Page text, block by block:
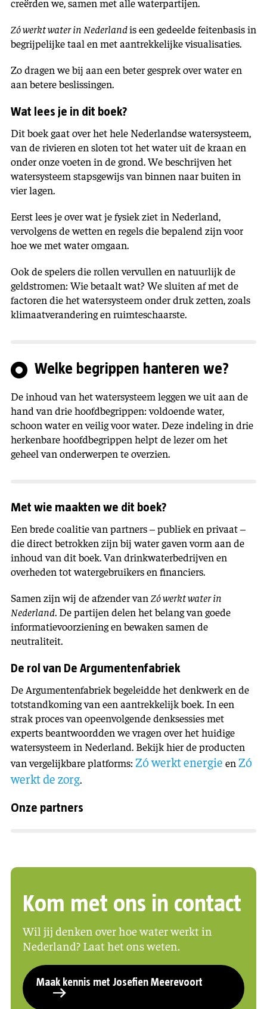
creërden we, samen met alle waterpartijen.
Zó werkt water in Nederlandis een gedeelde feitenbasis in
begrijpelijke taal en met aantrekkelijke visualisaties.
Zo dragen we bij aan een beter gesprek over water en
aan betere beslissingen.
Wat lees je in dit boek?
Dit boek gaat over het hele Nederlandse watersysteem,
van de rivieren en sloten tot het water uit de kraan en
onder onze voeten in de grond. We beschrijven het
watersysteem stapsgewijs van binnen naar buiten in
vier lagen.
Eerst lees je over wat je fysiek ziet in Nederland,
vervolgens de wetten en regels die bepalend zijn voor
hoe we met water omgaan.
Ook de spelers die rollen vervullen en natuurlijk de
geldstromen: Wie betaalt wat? We sluiten af met de
factoren die het watersysteem onder druk zetten, zoals
klimaatverandering en ruimteschaarste.
Welke begrippen hanteren we?
De inhoud van het watersysteem leggen we uit aan de
hand van drie hoofdbegrippen: voldoende water,
schoon water en veilig voor water. Deze indeling in drie
herkenbare hoofdbegrippen helpt de lezer om het
geheel van onderwerpen te overzien.
Met wie maakten we dit boek?
Een brede coalitie van partners – publiek en privaat –
die direct betrokken zijn bij water gaven vorm aan de
inhoud van dit boek. Van drinkwaterbedrijven en
overheden tot watergebruikers en financiers.
Samen zijn wij de afzender van Zó werkt water in
Nederland. De partijen delen het belang van goede
informatievoorziening en bewaken samen de
neutraliteit.
De rol van De Argumentenfabriek
De Argumentenfabriek begeleidde het denkwerk en de
totstandkoming van een aantrekkelijk boek. In een
strak proces van opeenvolgende denksessies met
experts beantwoordden we vragen over het huidige
watersysteem in Nederland. Bekijk hier de producten
van vergelijkbare platforms: Zó werkt energie en Zó
werkt de zorg.
Onze partners
Kom met ons in contact
Wil jij denken over hoe water werkt in
Nederland? Laat het ons weten.
Maak kennis met Josefien Meerevoort